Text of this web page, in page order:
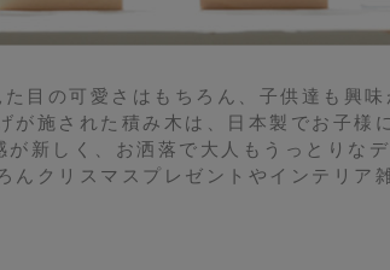
目の可愛さはもちろん、子供達も興味
が施された積み木は、日本製でお子様
が新しく、お洒落で大人もうっとりな
んクリスマスプレゼントやインテリア